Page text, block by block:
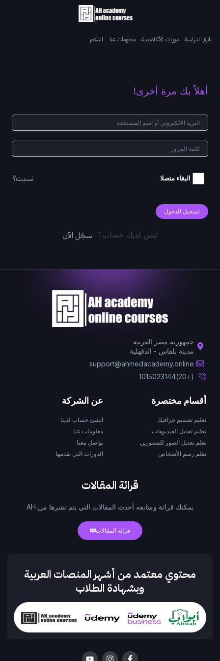
تابع الدراسة دورات الأكاديمية معلومات عنا الدعم
أهلاً بك مرة أخرى!
البقاء متصلا نسيت؟
تسجيل الدخول
ليس لديك حساب؟ سجّل الآن
جمهورية مصر العربية
مدينة بلقاس - الدقهلية
support@ahmedacademy.online
(+20)1015023144
أقسام مختصرة
تعليم تصميم جرافيك
تعليم تعديل الفيديوهات
تعلم تعديل الصور للمصورين
تعلم رسم الأشخاص
عن الشركة
انشئ حساب لدينا
معلومات عنا
تواصل معنا
الدورات التي نقدمها
قرائة المقالات
يمكنك قرائة ومتابعه أحدث المقالات التي يتم نشرها من AH
قرائة المقالات
محتوي معتمد من أشهر المنصات العربية
وبشهادة الطلاب